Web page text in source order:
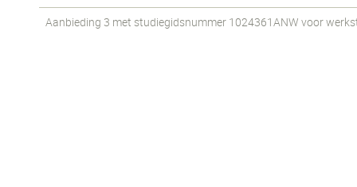
Aanbieding 3 met studiegidsnummer 1024361ANW voor